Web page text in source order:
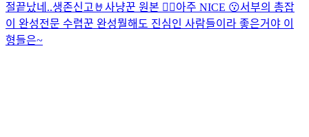
절끝났네..생존신고🤘 사냥꾼 원본 🙂‍↕️아주 NICE 😗서부의 총잡
이 완성전문 수렵꾼 완성뭘해도 진심인 사람들이라 좋은거야 이
형들은~